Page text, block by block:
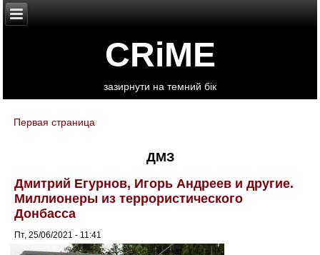
CRiME
зазирнути на темний бік
You are here
Первая страница
ДМЗ
Дмитрий Егурнов, Игорь Андреев и другие.
Миллионеры из террористического
Донбасса
Пт, 25/06/2021 - 11:41